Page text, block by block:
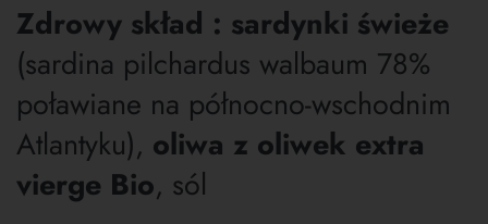
Zdrowy skład : sardynki świeże
(sardina pilchardus walbaum 78%
poławiane na północno-wschodnim
Atlantyku), oliwa z oliwek extra
vierge Bio, sól